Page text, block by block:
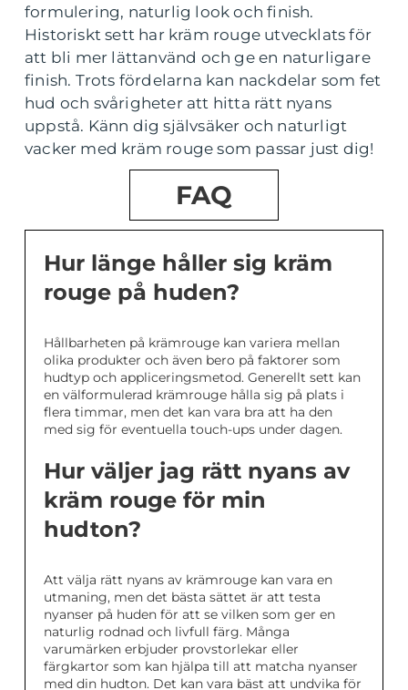
formulering, naturlig look och finish.
Historiskt sett har kräm rouge utvecklats för
att bli mer lättanvänd och ge en naturligare
finish. Trots fördelarna kan nackdelar som fet
hud och svårigheter att hitta rätt nyans
uppstå. Känn dig självsäker och naturligt
vacker med kräm rouge som passar just dig!
FAQ
Hur länge håller sig kräm
rouge på huden?
Hållbarheten på krämrouge kan variera mellan
olika produkter och även bero på faktorer som
hudtyp och appliceringsmetod. Generellt sett kan
en välformulerad krämrouge hålla sig på plats i
flera timmar, men det kan vara bra att ha den
med sig för eventuella touch-ups under dagen.
Hur väljer jag rätt nyans av
kräm rouge för min
hudton?
Att välja rätt nyans av krämrouge kan vara en
utmaning, men det bästa sättet är att testa
nyanser på huden för att se vilken som ger en
naturlig rodnad och livfull färg. Många
varumärken erbjuder provstorlekar eller
färgkartor som kan hjälpa till att matcha nyanser
med din hudton. Det kan vara bäst att undvika för